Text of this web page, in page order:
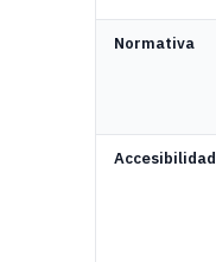
Normativa
Accesibilidad